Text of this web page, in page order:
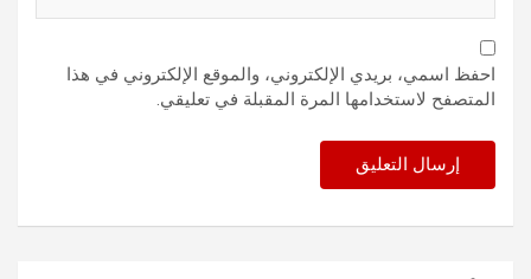
احفظ اسمي، بريدي الإلكتروني، والموقع الإلكتروني في هذا
المتصفح لاستخدامها المرة المقبلة في تعليقي.